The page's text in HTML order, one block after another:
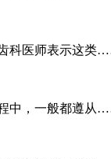
齿科医师表示这类
程中，一般都遵从